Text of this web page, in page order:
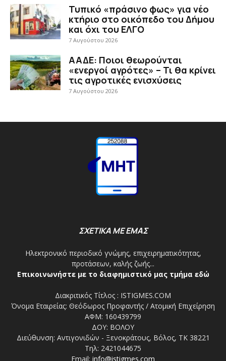
Τυπικό «πράσινο φως» για νέο
κτήριο στο οικόπεδο του Δήμου
και όχι του ΕΛΓΟ
7 Αυγούστου 2026
ΑΑΔΕ: Ποιοι θεωρούνται
«ενεργοί αγρότες» – Τι θα κρίνει
τις αγροτικές ενισχύσεις
7 Αυγούστου 2026
ΣΧΕΤΙΚΑ ΜΕ ΕΜΑΣ
Ηλεκτρονικό περιοδικό γνώμης, επιχειρηματικότητας,
προτάσεων, καλής ζωής...
Επικοινωνήστε με το διαφημιστικό μας τμήμα εδώ
Διακριτικός Τίτλος : ISTIGMES.COM
Όνομα Εταιρείας: Θεόδωρος Προφαντής / Ατομική Επιχείρηση
ΑΦΜ: 160439799
ΔΟΥ: ΒΟΛΟΥ
Διεύθυνση: Αντιγονιδών - Ξενοκράτους, Βόλος, ΤΚ 38221
Τηλ: 2421044675
Email: info@istigmes.com